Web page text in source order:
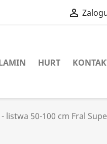

HURT
50-100 cm Fral